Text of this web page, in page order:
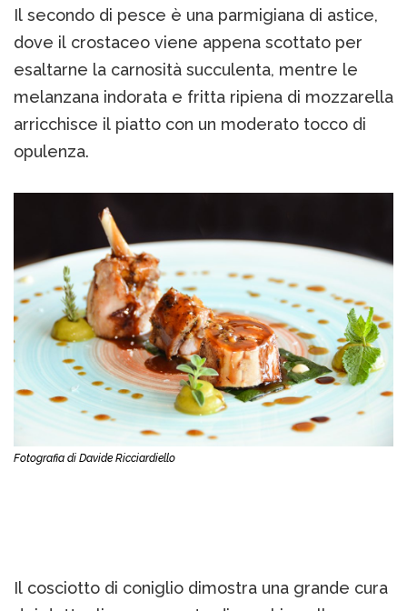
Il secondo di pesce è una parmigiana di astice,
dove il crostaceo viene appena scottato per
esaltarne la carnosità succulenta, mentre le
melanzana indorata e fritta ripiena di mozzarella
arricchisce il piatto con un moderato tocco di
opulenza.
Fotografia di Davide Ricciardiello
Il cosciotto di coniglio dimostra una grande cura